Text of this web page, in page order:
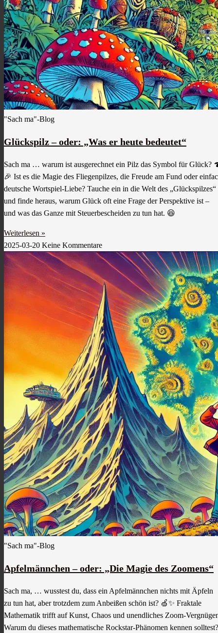
"Sach ma"-Blog
Glückspilz – oder: „Was er heute bedeutet“
Sach ma … warum ist ausgerechnet ein Pilz das Symbol für Glück?
🎉 Ist es die Magie des Fliegenpilzes, die Freude am Fund oder
deutsche Wortspiel-Liebe? Tauche ein in die Welt des „Glückspilzes“
und finde heraus, warum Glück oft eine Frage der Perspektive ist –
und was das Ganze mit Steuerbescheiden zu tun hat. 😆
Weiterlesen »
2025-03-20 Keine Kommentare
"Sach ma"-Blog
Apfelmännchen – oder: „Die Magie des Zoomens“
Sach ma, … wusstest du, dass ein Apfelmännchen nichts mit Äpfeln
zu tun hat, aber trotzdem zum Anbeißen schön ist? 🍏✨ Fraktale
Mathematik trifft auf Kunst, Chaos und unendliches Zoom-
Warum du dieses mathematische Rockstar-Phänomen kennen solltest?